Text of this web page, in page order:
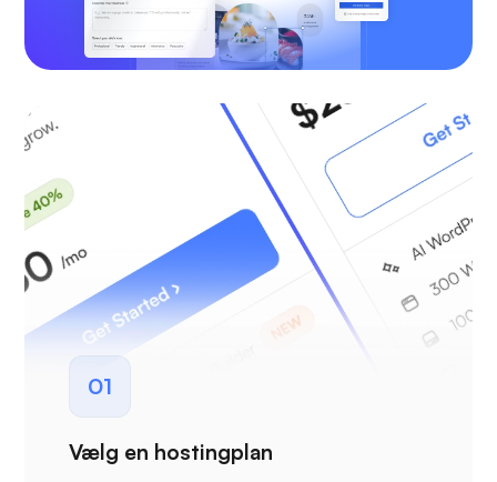
01
Vælg en hostingplan